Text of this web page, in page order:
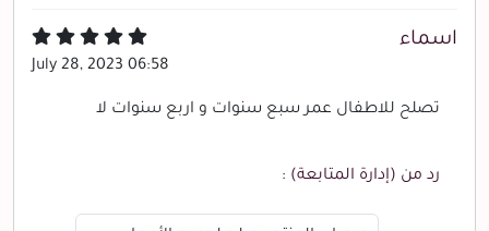
اسماء
July 28, 2023 06:58
تصلح للاطفال عمر سبع سنوات و اربع سنوات لا
رد من (إدارة المتابعة) :